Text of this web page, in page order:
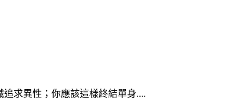
求異性；你應該這樣終結單身....